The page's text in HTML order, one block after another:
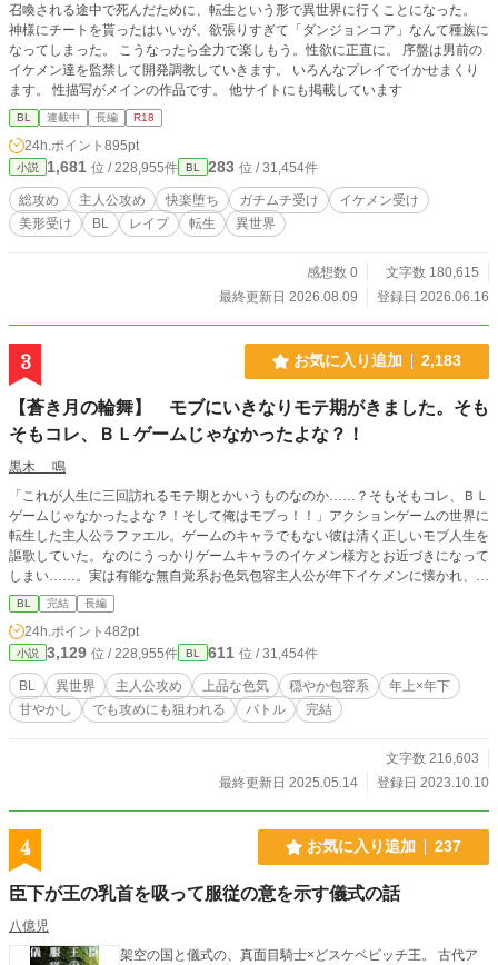
召喚される途中で死んだために、転生という形で異世界に行くことになった。
神様にチートを貰ったはいいが、欲張りすぎて「ダンジョンコア」なんて種族に
なってしまった。 こうなったら全力で楽しもう。性欲に正直に。 序盤は男前の
イケメン達を監禁して開発調教していきます。 いろんなプレイでイかせまくり
ます。 性描写がメインの作品です。 他サイトにも掲載しています
BL 連載中 長編 R18
24h.ポイント 895pt
小説 1,681 位 / 228,955件 BL 283 位 / 31,454件
総攻め 主人公攻め 快楽堕ち ガチムチ受け
イケメン受け
美形受け
BL レイプ 転生 異世界
感想数 0
文字数 180,615
最終更新日 2026.08.09
登録日 2026.06.16
3 お気に入り追加 2,183
【蒼き月の輪舞】 モブにいきなりモテ期がきました。そも
そもコレ、ＢＬゲームじゃなかったよな？！
黒木 鳴
「これが人生に三回訪れるモテ期とかいうものなのか……？そもそもコレ、ＢＬ
ゲームじゃなかったよな？！そして俺はモブっ！！」アクションゲームの世界に
転生した主人公ラファエル。ゲームのキャラでもない彼は清く正しいモブ人生を
謳歌していた。なのにうっかりゲームキャラのイケメン様方とお近づきになって
しまい……。実は有能な無自覚系お色気包容主人公が年下イケメンに懐かれ、最
強隊長には迫られ、しかも王子や戦闘部隊の面々にスカウトされます。受け、攻
め、人材としても色んな意味で突然のモテ期を迎えたラファエル。生態系トップ
のイケメン様たちに狙われたモブの運命は……？！固定ＣＰは主人公×年下侯爵
子息。くっついてからは甘めの溺愛。
BL 完結 長編
24h.ポイント 482pt
小説 3,129 位 / 228,955件 BL 611 位 / 31,454件
BL 異世界 主人公攻め 上品な色気 穏やか包容系
年上×年下
甘やかし
でも攻めにも狙われる バトル 完結
文字数 216,603
最終更新日 2025.05.14
登録日 2023.10.10
4 お気に入り追加 237
臣下が王の乳首を吸って服従の意を示す儀式の話
八億児
架空の国と儀式の、真面目騎士×どスケベビッチ王。 古代ア